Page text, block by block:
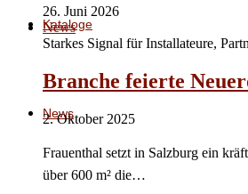
Kataloge
News
26. Juni 2026
News
Starkes Signal für Installateure,
Branche feierte
2. Oktober 2025
Frauenthal setzt in Salzburg ein
über 600 m² die…